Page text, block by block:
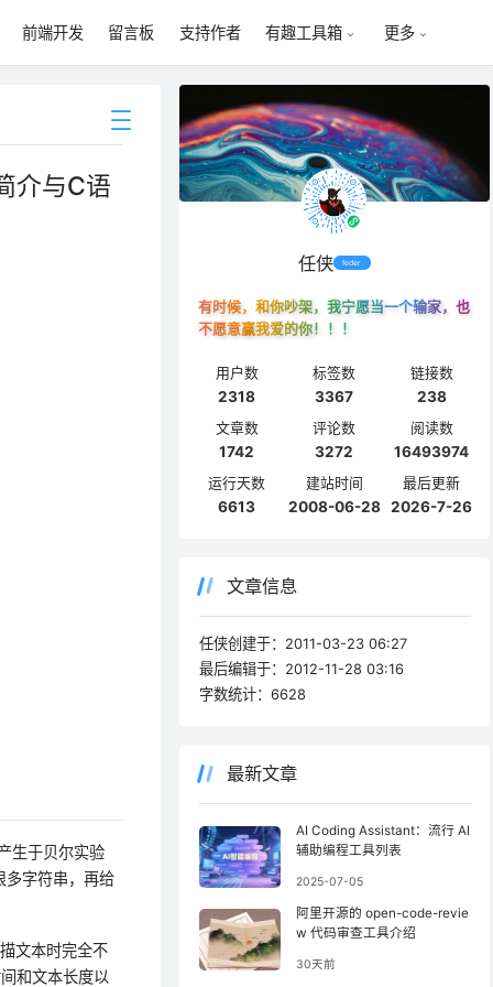
前端开发 留言板 支持作者 有趣工具箱 更多
介与C语
生于贝尔实验
多字符串，再给
文本时完全不
和文本长度以
任侠 feder
有时候，和你吵架，我宁愿当一个输家，也
不愿意赢我爱的你！！！
用户数
2318
标签数
3367
链接数
238
文章数
1742
评论数
3272
阅读数
16493974
运行天数
6613
建站时间
2008-06-28
最后更新
2026-7-26
文章信息
任侠创建于： 2011-03-23 06:27
最后编辑于： 2012-11-28 03:16
字数统计：6628
最新文章
AI Coding Assistant：流行 AI
辅助编程工具列表
2025-07-05
阿里开源的 open-code-revie
w 代码审查工具介绍
30天前